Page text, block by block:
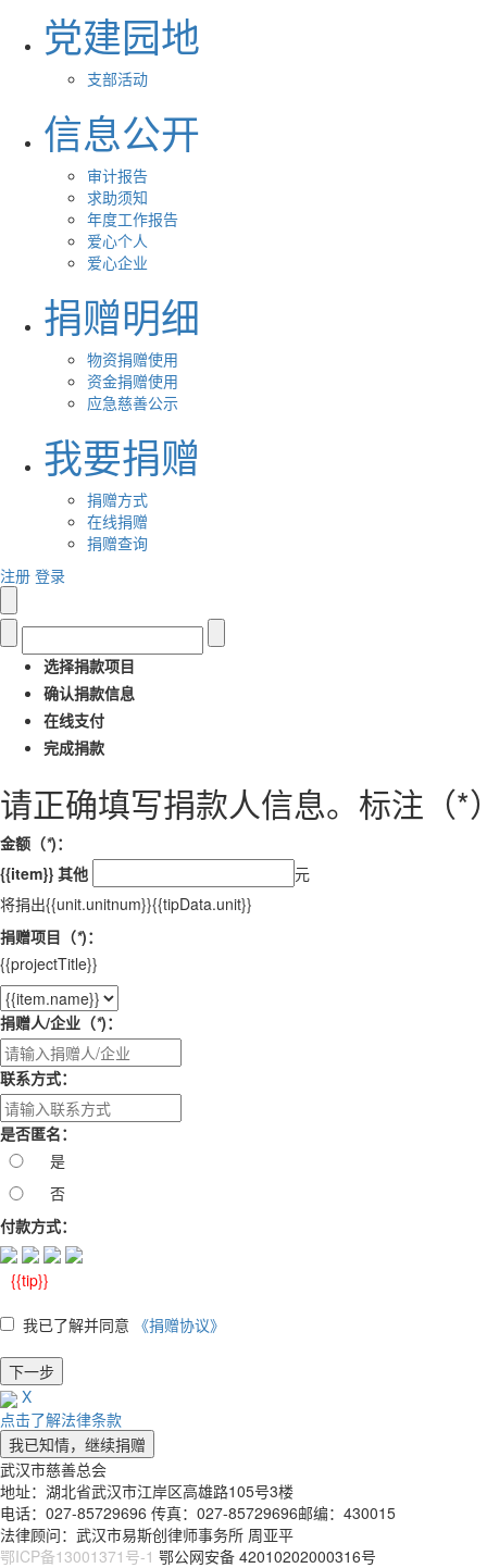
党建园地
支部活动
信息公开
审计报告
求助须知
年度工作报告
爱心个人
爱心企业
捐赠明细
物资捐赠使用
资金捐赠使用
应急慈善公示
我要捐赠
捐赠方式
在线捐赠
捐赠查询
注册 登录
选择捐款项目
确认捐款信息
在线支付
完成捐款
请正确填写捐款人信息。标注（*
金额（*)：
{{item}} 其他
元
将捐出{{unit.unitnum}}{{tipData.unit}}
捐赠项目（*)：
{{projectTitle}}
捐赠人/企业（*)：
联系方式：
是否匿名：
是
否
付款方式：
{{tip}}
我已了解并同意 《捐赠协议》
X
点击了解法律条款
武汉市慈善总会
地址：湖北省武汉市江岸区高雄路105号3楼
电话：027-85729696 传真：027-85729696邮编：430015
法律顾问：武汉市易斯创律师事务所 周亚平
鄂ICP备13001371号-1 鄂公网安备 42010202000316号